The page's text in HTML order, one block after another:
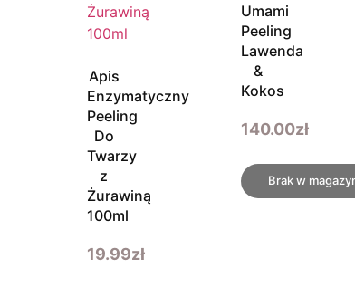
Apis
Enzymatyczny
Peeling
Do
Twarzy
z
Żurawiną
100ml
19.99zł
Umami
Peeling
Lawenda
&
Kokos
140.00zł
Brak w